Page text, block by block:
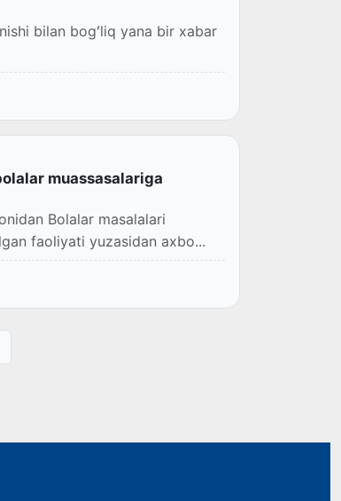
bilan bogʻliq yana bir xabar
muassasalariga
Bolalar masalalari
faoliyati yuzasidan axbo...